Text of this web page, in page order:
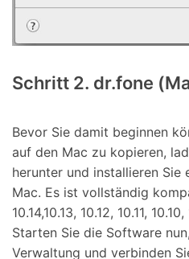
Schritt 2. dr.fone
Bevor Sie damit beginnen
auf den Mac zu kopieren,
herunter und installieren Sie
Mac. Es ist vollständig
10.14,10.13, 10.12, 10.11,
Starten Sie die Software
Verwaltung und verbinden